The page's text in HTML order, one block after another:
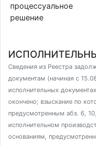
процессуальное
решение
Сведения из Реестра
документам (начиная с
исполнительных
окончено; взыскание по
предусмотренным абз. 6,
исполнительном
основаниям,